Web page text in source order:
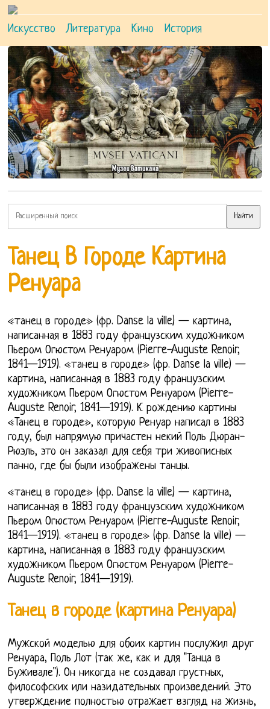
Искусство Литература Кино История
Танец В Городе Картина
Ренуара
«танец в городе» (фр. Danse la ville) — картина,
написанная в 1883 году французским художником
Пьером Огюстом Ренуаром (Pierre-Auguste Renoir,
1841—1919). «танец в городе» (фр. Danse la ville) —
картина, написанная в 1883 году французским
художником Пьером Огюстом Ренуаром (Pierre-
Auguste Renoir, 1841—1919). К рождению картины
«Танец в городе», которую Ренуар написал в 1883
году, был напрямую причастен некий Поль Дюран-
Рюэль, это он заказал для себя три живописных
панно, где бы были изображены танцы.
«танец в городе» (фр. Danse la ville) — картина,
написанная в 1883 году французским художником
Пьером Огюстом Ренуаром (Pierre-Auguste Renoir,
1841—1919). «танец в городе» (фр. Danse la ville) —
картина, написанная в 1883 году французским
художником Пьером Огюстом Ренуаром (Pierre-
Auguste Renoir, 1841—1919).
Танец в городе (картина Ренуара)
Мужской моделью для обоих картин послужил друг
Ренуара, Поль Лот (так же, как и для "Танца в
Буживале"). Он никогда не создавал грустных,
философских или назидательных произведений. Это
утверждение полностью отражает взгляд на жизнь,